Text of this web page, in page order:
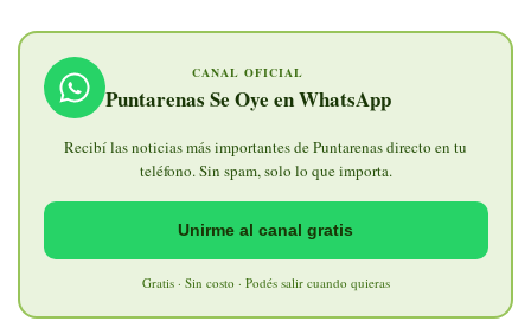
CANAL OFICIAL
Puntarenas Se Oye en WhatsApp
Recibí las noticias más importantes de Puntarenas directo en tu
teléfono. Sin spam, solo lo que importa.
Unirme al canal gratis
Gratis · Sin costo · Podés salir cuando quieras